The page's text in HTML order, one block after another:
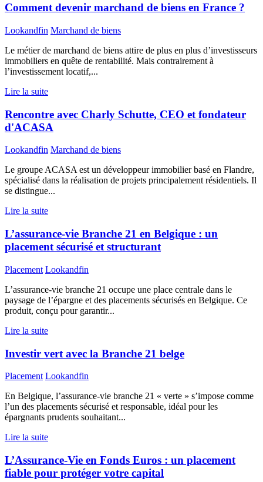
Comment devenir marchand de biens en France ?
Lookandfin Marchand de biens
Le métier de marchand de biens attire de plus en plus d’investisseurs
immobiliers en quête de rentabilité. Mais contrairement à
l’investissement locatif,...
Lire la suite
Rencontre avec Charly Schutte, CEO et fondateur
d'ACASA
Lookandfin Marchand de biens
Le groupe ACASA est un développeur immobilier basé en Flandre,
spécialisé dans la réalisation de projets principalement résidentiels. Il
se distingue...
Lire la suite
L’assurance-vie Branche 21 en Belgique : un
placement sécurisé et structurant
Placement Lookandfin
L’assurance-vie branche 21 occupe une place centrale dans le
paysage de l’épargne et des placements sécurisés en Belgique. Ce
produit, conçu pour garantir...
Lire la suite
Investir vert avec la Branche 21 belge
Placement Lookandfin
En Belgique, l’assurance-vie branche 21 « verte » s’impose comme
l’un des placements sécurisé et responsable, idéal pour les
épargnants prudents souhaitant...
Lire la suite
L’Assurance-Vie en Fonds Euros : un placement
fiable pour protéger votre capital